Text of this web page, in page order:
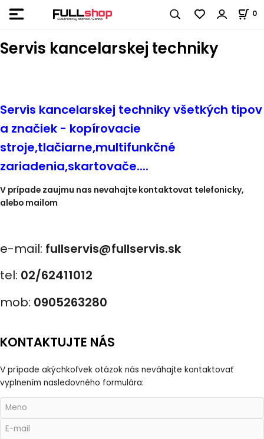
0
Servis kancelarskej techniky
Servis kancelarskej techniky všetkých tipov
a značiek - kopírovacie
stroje,tlačiarne,multifunkčné
zariadenia,skartovače....
V prípade zaujmu nas nevahajte kontaktovat telefonicky,
alebo mailom
e-mail: fullservis@fullservis.sk
tel: 02/62411012
mob: 0905263280
KONTAKTUJTE NÁS
V prípade akýchkoľvek otázok nás neváhajte kontaktovať
vyplnením nasledovného formulára: